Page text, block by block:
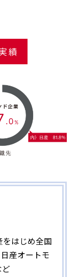
績
はじめ全国
産オートモ